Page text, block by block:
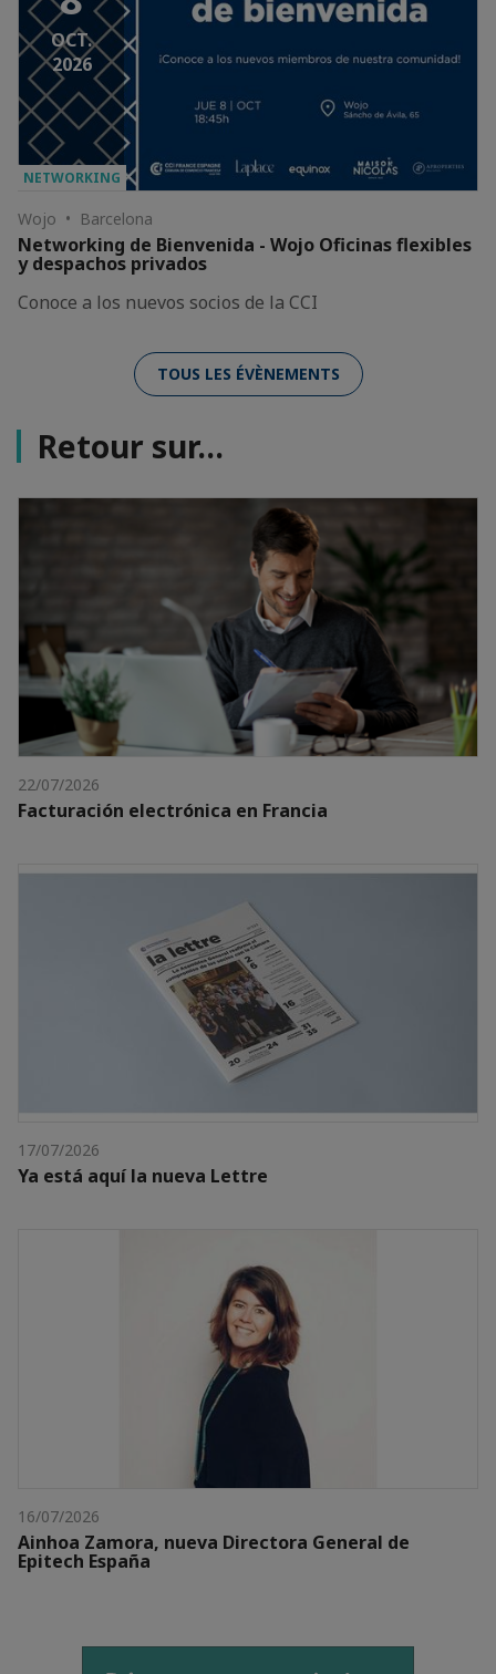
OCT.
2026
NETWORKING
Wojo • Barcelona
Networking de Bienvenida - Wojo Oficinas flexibles
y despachos privados
Conoce a los nuevos socios de la CCI
TOUS LES ÉVÈNEMENTS
Retour sur...
22/07/2026
Facturación electrónica en Francia
17/07/2026
Ya está aquí la nueva Lettre
16/07/2026
Ainhoa Zamora, nueva Directora General de
Epitech España